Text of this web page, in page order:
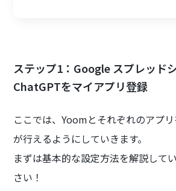
ステップ1：Google スプレッド
ChatGPTをマイアプリ登録
ここでは、Yoomとそれぞれのアプ
が行えるようにしていきます。
まずは基本的な設定方法を解説して
さい！